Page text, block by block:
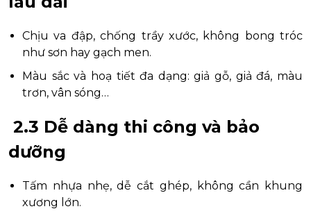
Chịu va đập, chống trầy xước, không bong tróc
như sơn hay gạch men.
Màu sắc và hoạ tiết đa dạng: giả gỗ, giả đá, màu
trơn, vân sóng…
2.3 Dễ dàng thi công và bảo
dưỡng
Tấm nhựa nhẹ, dễ cắt ghép, không cần khung
xương lớn.